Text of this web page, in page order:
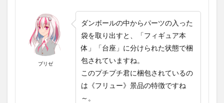
プリゼ
ダンボールの中からパーツの入った
袋を取り出すと、「フィギュア本
体」「台座」に分けられた状態で梱
包されていますね。
このプチプチ君に梱包されているの
は 《フリュー》景品の特徴ですね
～。